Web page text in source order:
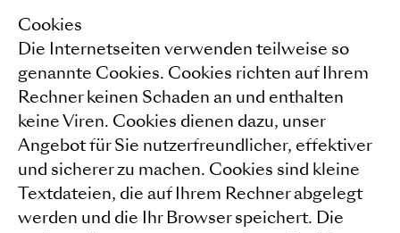
Cookies
Die Internetseiten verwenden teilweise so
genannte Cookies. Cookies richten auf Ihrem
Rechner keinen Schaden an und enthalten
keine Viren. Cookies dienen dazu, unser
Angebot für Sie nutzerfreundlicher, effektiver
und sicherer zu machen. Cookies sind kleine
Textdateien, die auf Ihrem Rechner abgelegt
werden und die Ihr Browser speichert. Die